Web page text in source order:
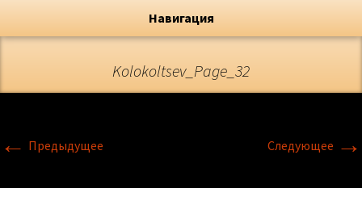
Флёрова Елена Николаевна
Художник, Официальный сайт
Навигация
Kolokoltsev_Page_32
← Предыдущее Следующее →